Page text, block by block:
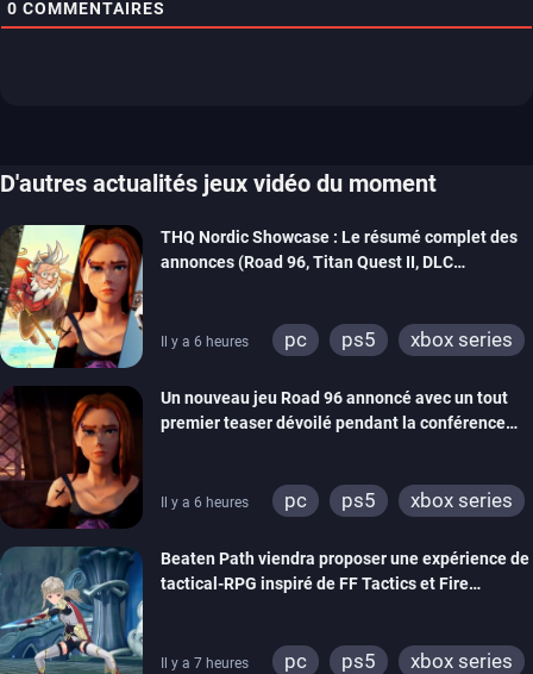
0 COMMENTAIRES
D'autres actualités jeux vidéo du moment
THQ Nordic Showcase : Le résumé complet des
annonces (Road 96, Titan Quest II, DLC
Il y a 6 heures pc ps5
xbox series
xbox one
switch 2
Un nouveau jeu Road 96 annoncé avec un tout
premier teaser dévoilé pendant la conférence
Il y a 6 heures pc ps5
xbox series
xbox one
Beaten Path viendra proposer une expérience de
tactical-RPG inspiré de FF Tactics et Fire
Il y a 7 heures pc ps5
xbox series